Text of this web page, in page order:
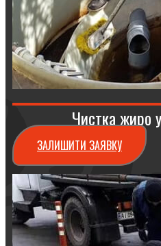
Чистка жиро
ЗАЛИШИТИ ЗАЯВКУ